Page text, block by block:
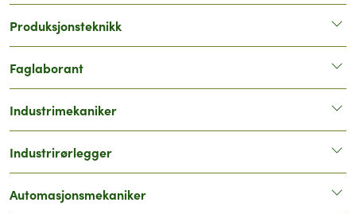
Produksjonsteknikk
Faglaborant
Industrimekaniker
Industrirørlegger
Automasjonsmekaniker